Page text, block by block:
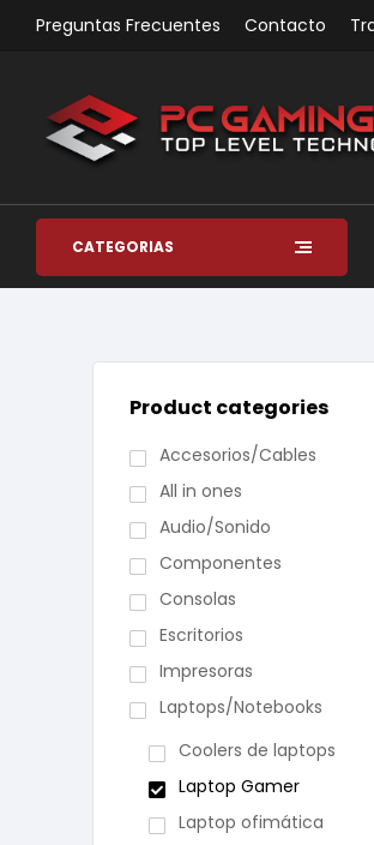
Preguntas Frecuentes Contacto
CATEGORÍAS
Product categories
Accesorios/Cables
All in ones
Audio/Sonido
Componentes
Consolas
Escritorios
Impresoras
Laptops/Notebooks
Coolers de laptops
Laptop Gamer
Laptop ofimática